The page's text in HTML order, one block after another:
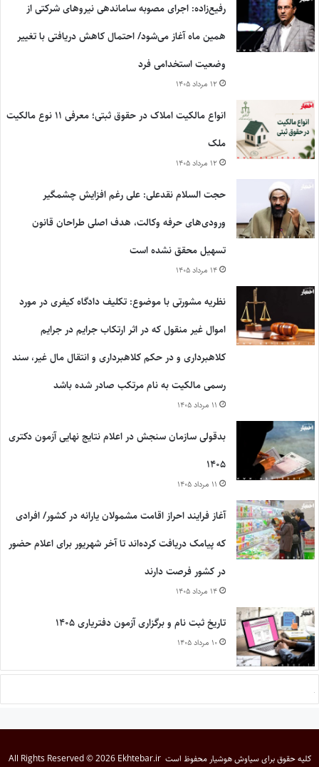
رفیع‌زاده: اجرای مصوبه ساماندهی نیروهای شرکتی از
همین ماه آغاز می‌شود/ احتمال کاهش دریافتی با تغییر
وضعیت استخدامی فرد
۱۲ مرداد ۱۴۰۵
انواع مالکیت املاک در حقوق ثبتی؛ معرفی ۱۱ نوع مالکیت
ملک
۱۲ مرداد ۱۴۰۵
حجت السلام نقدعلی: علی رغم افزایش چشمگیر
ورودی‌های حرفه وکالت، هدف اصلی طراحان قانون
تسهیل محقق نشده است
۱۴ مرداد ۱۴۰۵
نظریه مشورتی با موضوع: تکلیف دادگاه کیفری در مورد
اموال غیر منقول که در اثر ارتکاب جرایم در جرایم
کلاهبرداری و در حکم کلاهبرداری و انتقال مال غیر، سند
رسمی مالکیت به نام مرتکب صادر شده باشد
۱۱ مرداد ۱۴۰۵
بدقولی سازمان سنجش در اعلام نتایج نهایی آزمون دکتری
۱۴۰۵
۱۱ مرداد ۱۴۰۵
آغاز فرایند احراز اقامت مشمولان یارانه در کشور/ افرادی
که پیامک دریافت کرده‌اند تا آخر شهریور برای اعلام حضور
در کشور فرصت دارند
۱۴ مرداد ۱۴۰۵
تاریخ ثبت نام و برگزاری آزمون دفتریاری ۱۴۰۵
۱۰ مرداد ۱۴۰۵
کلیه حقوق برایسیاوش هوشیار محفوظ است All Rights Reserved © 2026 Ekhtebar.ir